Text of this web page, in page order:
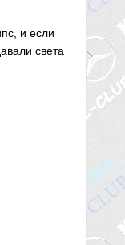
и если
света